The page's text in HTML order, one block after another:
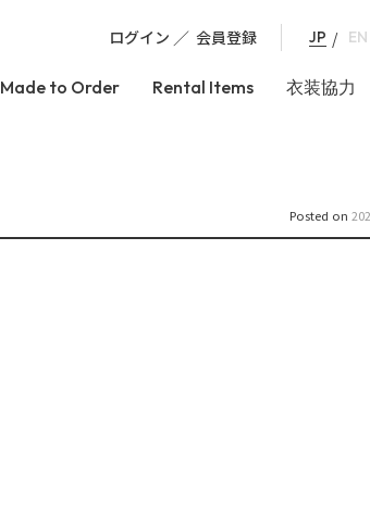
ログイン 会員登録 JP EN
Made to Order Rental Items 衣装協力
Posted on